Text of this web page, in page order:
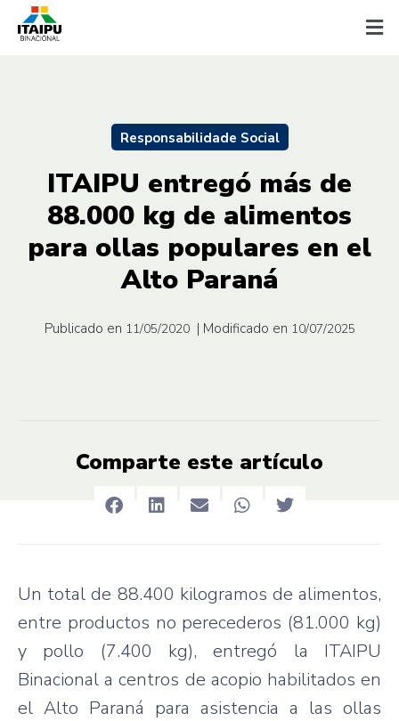
Responsabilidade Social
ITAIPU entregó más de
88.000 kg de alimentos
para ollas populares en el
Alto Paraná
Publicado en 11/05/2020 | Modificado en 10/07/2025
Comparte este artículo
Un total de 88.400 kilogramos de alimentos,
entre productos no perecederos (81.000 kg)
y pollo (7.400 kg), entregó la ITAIPU
Binacional a centros de acopio habilitados en
el Alto Paraná para asistencia a las ollas